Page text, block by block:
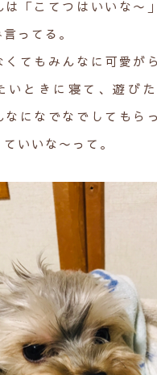
は「こてつはいいな〜
ってる。
くてもみんなに可愛が
いときに寝て、遊び
なになでなでしてもら
いいな〜って。